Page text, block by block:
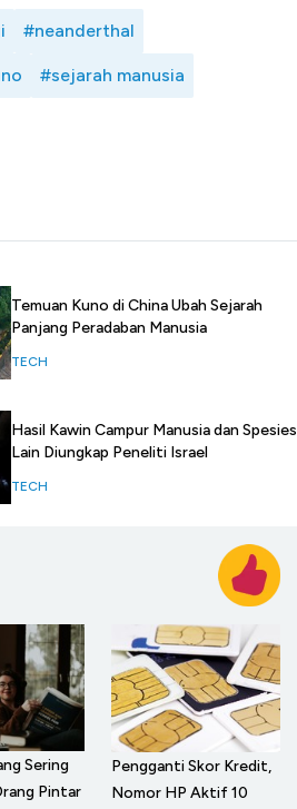
#neanderthal
#sejarah manusia
Temuan Kuno di China Ubah Sejarah
Panjang Peradaban Manusia
TECH
Hasil Kawin Campur Manusia dan Spesies
Lain Diungkap Peneliti Israel
TECH
Sering
Pintar
Pengganti Skor Kredit,
Nomor HP Aktif 10